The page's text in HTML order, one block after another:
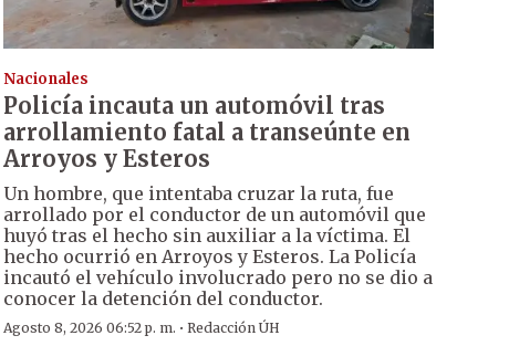
Nacionales
Policía incauta un automóvil tras
arrollamiento fatal a transeúnte en
Arroyos y Esteros
Un hombre, que intentaba cruzar la ruta, fue
arrollado por el conductor de un automóvil que
huyó tras el hecho sin auxiliar a la víctima. El
hecho ocurrió en Arroyos y Esteros. La Policía
incautó el vehículo involucrado pero no se dio a
conocer la detención del conductor.
Agosto 8, 2026 06:52 p. m. · Redacción ÚH